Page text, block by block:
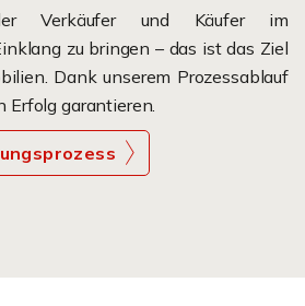
Verkäufer und Käufer im
zu bringen – das ist das Ziel
Dank unserem Prozessablauf
Erfolg garantieren.